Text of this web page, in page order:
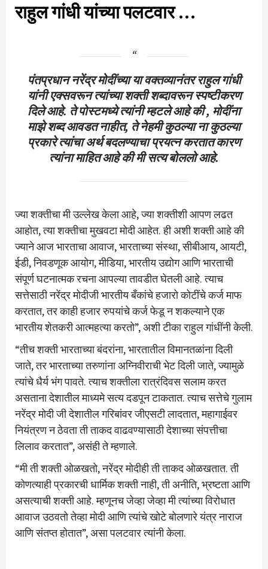
राहुल गांधी यांच्या पलटवार …
पंतप्रधान नरेंद्र मोदींच्या या वक्तव्यानंतर राहुल गांधी
यांनी एक्सवरून त्यांच्या शक्ती शब्दावरून स्पष्टीकरण
दिले आहे. ते पोस्टमध्ये त्यांनी म्हटले आहे की , मोदींना
माझे शब्द आवडत नाहीत, ते नेहमी कुठल्या ना कुठल्या
प्रकारे त्यांचा अर्थ बदलण्याचा प्रयत्न करतात कारण
त्यांना माहित आहे की मी सत्य बोललो आहे.
ज्या शक्तीचा मी उल्लेख केला आहे, ज्या शक्तीशी आपण लढत
आहोत, त्या शक्तीचा मुखवटा मोदी आहेत. ही अशी शक्ती आहे की
ज्याने आज भारताचा आवाज, भारताच्या संस्था, सीबीआय, आयटी,
ईडी, निवडणूक आयोग, मीडिया, भारतीय उद्योग आणि भारताची
संपूर्ण घटनात्मक रचना आपल्या तावडीत घेतली आहे. त्याच
सत्तेसाठी नरेंद्र मोदीजी भारतीय बँकांचे हजारो कोटींचे कर्ज माफ
करतात, तर काही हजार रुपयांचे कर्ज फेडू न शकल्याने एक
भारतीय शेतकरी आत्महत्या करतो”, अशी टीका राहुल गांधींनी केली.
“तीच शक्ती भारताच्या बंदरांना, भारतातील विमानतळांना दिली
जाते, तर भारताच्या तरुणांना अग्निवीराची भेट दिली जाते, ज्यामुळे
त्यांचे धैर्य भंग पावते. त्याच शक्तीला रात्रंदिवस सलाम करत
असताना देशातील माध्यमे सत्य दडपून टाकतात. त्याच सत्तेचे गुलाम
नरेंद्र मोदी जी देशातील गरिबांवर जीएसटी लादतात, महागाईवर
नियंत्रण न ठेवता ती ताकद वाढवण्यासाठी देशाच्या संपत्तीचा
लिलाव करतात”, असंही ते म्हणाले.
“मी ती शक्ती ओळखतो, नरेंद्र मोदीही ती ताकद ओळखतात. ती
कोणत्याही प्रकारची धार्मिक शक्ती नाही, ती अनीति, भ्रष्टता आणि
असत्याची शक्ती आहे. म्हणूनच जेव्हा जेव्हा मी त्यांच्या विरोधात
आवाज उठवतो तेव्हा मोदी आणि त्यांचे खोटे बोलणारे यंत्र नाराज
आणि संतप्त होतात”, असा पलटवार त्यांनी केला.